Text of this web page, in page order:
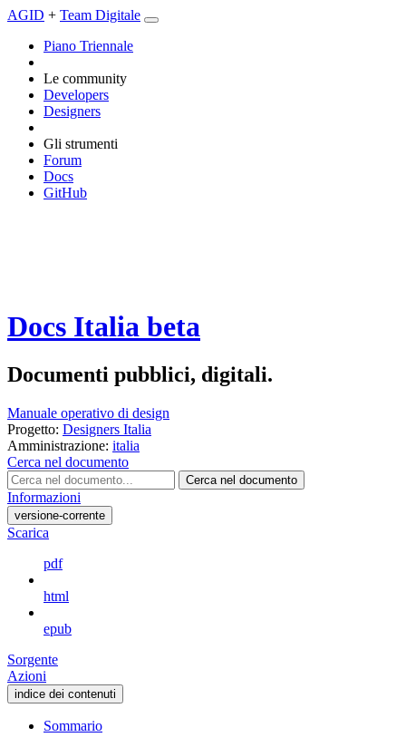
AGID + Team Digitale
Piano Triennale
Le community
Developers
Designers
Gli strumenti
Forum
Docs
GitHub
Docs Italia beta
Documenti pubblici, digitali.
Manuale operativo di design
Progetto: Designers Italia
Amministrazione: italia
Cerca nel documento
Cerca nel documento
Informazioni
versione-corrente
Scarica
pdf
html
epub
Sorgente
Azioni
indice dei contenuti
Sommario